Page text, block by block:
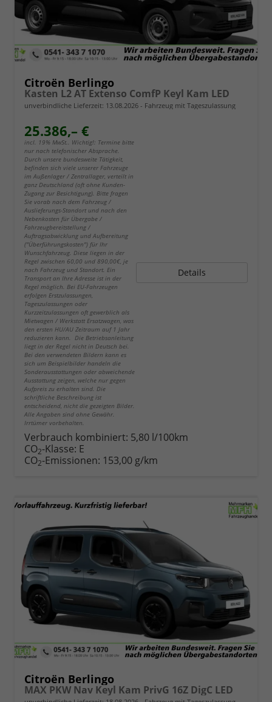
Citroën Berlingo
Kasten L2 AT Extenso ComfP Keyl Kam LED
unverbindliche Lieferzeit: 13.08.2026 Fahrzeug mit Tageszulassung
25.386,– €
incl. 19% MwSt.. Wichtig!: Termine bitte
nur nach telefonischer Absprache.
Durch unsere bundesweite Tätigkeit,
befinden sich viele unserer Fahrzeuge
im Außenlager / Zentrallager, verteilt in
ganz Deutschland (oft ohne Kunden-
Zugang zur Besichtigung). Bitte fragen
Sie vorab nach dem Fahrzeug /
Auslieferungs-Standort und nach den
Nebenkosten für Übergabe /
Fahrzeugbereitstellung /
Auftragsabwicklung und Aufbereitung
("Überführungskosten") für Ihr
Wunschfahrzeug. Diese liegen in der
Regel zwischen 60,00 und 890,00€, je
nach Fahrzeug und Standort. Ein
Transport an Ihre Adresse ist in der
Regel möglich. Bei EU-Fahrzeugen
erfolgen Erstzulassungen,
Tageszulassungen oder
Kurzzeitzulassungen oft gewerblich als
Mietwagen / Werkstatt Ersatzwagen, was
den ersten HU/AU Zeitraum auf 1 Jahr
reduzieren kann. Die Betriebsanleitung
liegt in der Regel nicht in Deutsch bei.
Bei den verwendeten Bildern kann es
sich um Beispielbilder handeln die
Sonderausstattungen oder abweichende
Ausstattung zeigen, welche nur gegen
Aufpreis zu erhalten sind. Die
schriftliche Beschreibung ist
entscheidend, nicht die gezeigten Bilder.
Alle Angaben sind ohne Gewähr.
Irrtümer vorbehalten.
Details
Verbrauch kombiniert: 5,80 l/100km
CO2-Klasse: E
CO2-Emissionen: 153,00 g/km
Citroën Berlingo
MAX PKW Nav Keyl Kam PrivG 16Z DigC LED